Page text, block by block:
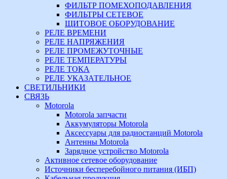
ФИЛЬТР ПОМЕХОПОДАВЛЕНИЯ
ФИЛЬТРЫ СЕТЕВОЕ
ЩИТОВОЕ ОБОРУДОВАНИЕ
РЕЛЕ ВРЕМЕНИ
РЕЛЕ НАПРЯЖЕНИЯ
РЕЛЕ ПРОМЕЖУТОЧНЫЕ
РЕЛЕ ТЕМПЕРАТУРЫ
РЕЛЕ ТОКА
РЕЛЕ УКАЗАТЕЛЬНОЕ
СВЕТИЛЬНИКИ
СВЯЗЬ
Motorola
Motorola запчасти
Аккумуляторы Motorola
Аксессуары для радиостанций Motorola
Антенны Motorola
Зарядное устройство Motorola
Активное сетевое оборудование
Источники бесперебойного питания (ИБП)